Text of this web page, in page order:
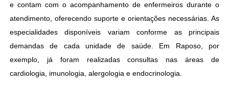
e contam com o acompanhamento de enfermeiros durante o
atendimento, oferecendo suporte e orientações necessárias. As
especialidades disponíveis variam conforme as principais
demandas de cada unidade de saúde. Em Raposo, por
exemplo, já foram realizadas consultas nas áreas de
cardiologia, imunologia, alergologia e endocrinologia.